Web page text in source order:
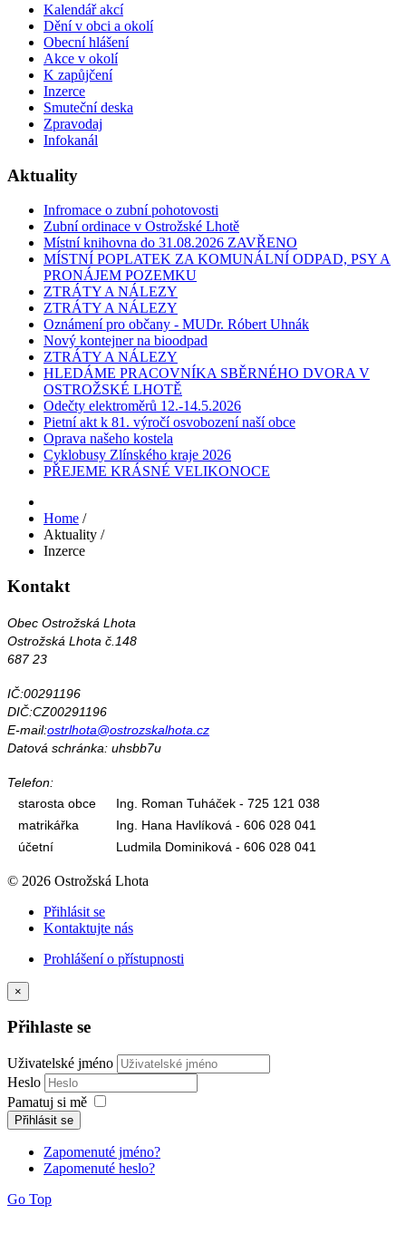
Kalendář akcí
Dění v obci a okolí
Obecní hlášení
Akce v okolí
K zapůjčení
Inzerce
Smuteční deska
Zpravodaj
Infokanál
Aktuality
Infromace o zubní pohotovosti
Zubní ordinace v Ostrožské Lhotě
Místní knihovna do 31.08.2026 ZAVŘENO
MÍSTNÍ POPLATEK ZA KOMUNÁLNÍ ODPAD, PSY A
PRONÁJEM POZEMKU
ZTRÁTY A NÁLEZY
ZTRÁTY A NÁLEZY
Oznámení pro občany - MUDr. Róbert Uhnák
Nový kontejner na bioodpad
ZTRÁTY A NÁLEZY
HLEDÁME PRACOVNÍKA SBĚRNÉHO DVORA V
OSTROŽSKÉ LHOTĚ
Odečty elektroměrů 12.-14.5.2026
Pietní akt k 81. výročí osvobození naší obce
Oprava našeho kostela
Cyklobusy Zlínského kraje 2026
PŘEJEME KRÁSNÉ VELIKONOCE
Home /
Aktuality /
Inzerce
Kontakt
Obec Ostrožská Lhota
Ostrožská Lhota č.148
687 23
IČ:00291196
DIČ:CZ00291196
E-mail:ostrlhota@ostrozskalhota.cz
Datová schránka: uhsbb7u
Telefon:
starosta obce
Ing. Roman Tuháček - 725 121 038
matrikářka
Ing. Hana Havlíková - 606 028 041
účetní
Ludmila Dominiková - 606 028 041
© 2026 Ostrožská Lhota
Přihlásit se
Kontaktujte nás
Prohlášení o přístupnosti
×
Přihlaste se
Uživatelské jméno
Heslo
Pamatuj si mě
Přihlásit se
Zapomenuté jméno?
Zapomenuté heslo?
Go Top